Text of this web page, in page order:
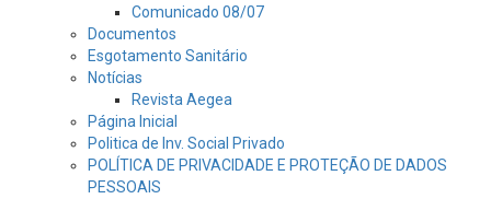
Comunicado 08/07
Documentos
Esgotamento Sanitário
Notícias
Revista Aegea
Página Inicial
Politica de Inv. Social Privado
POLÍTICA DE PRIVACIDADE E PROTEÇÃO DE DADOS
PESSOAIS